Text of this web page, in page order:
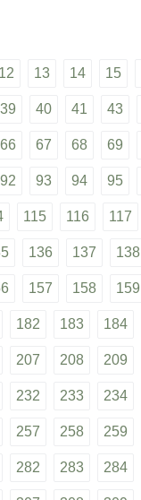
12 13 14 15
39 40 41 43
66 67 68 69
92 93 94 95
115 116 117
136 137 138
157 158 159
182 183 184
207 208 209
232 233 234
257 258 259
282 283 284